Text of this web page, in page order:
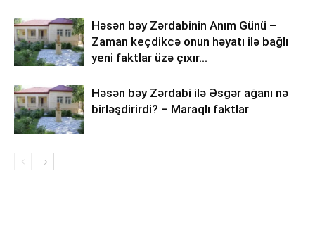
Həsən bəy Zərdabinin Anım Günü –
Zaman keçdikcə onun həyatı ilə bağlı
yeni faktlar üzə çıxır…
Həsən bəy Zərdabi ilə Əsgər ağanı nə
birləşdirirdi? – Maraqlı faktlar